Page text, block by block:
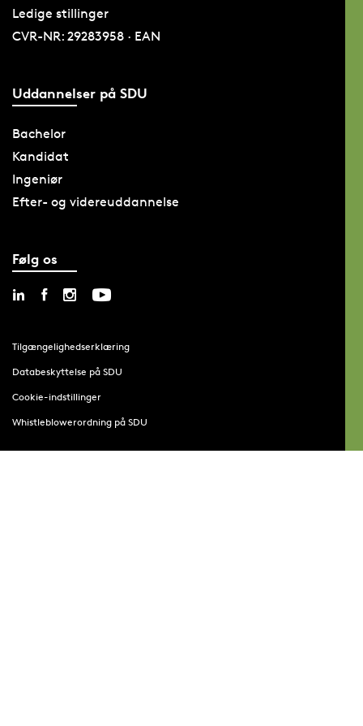
Ledige stillinger
CVR-NR: 29283958 · EAN
Uddannelser på SDU
Bachelor
Kandidat
Ingeniør
Efter- og videreuddannelse
Følg os
Tilgængelighedserklæring
Databeskyttelse på SDU
Cookie-indstillinger
Whistleblowerordning på SDU